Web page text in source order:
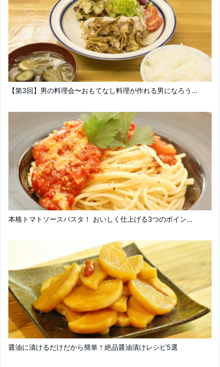
【第3回】男の料理会〜おもてなし料理が作れる男になろう...
本格トマトソースパスタ！ おいしく仕上げる3つのポイン...
醤油に漬けるだけだから簡単！絶品醤油漬けレシピ5選